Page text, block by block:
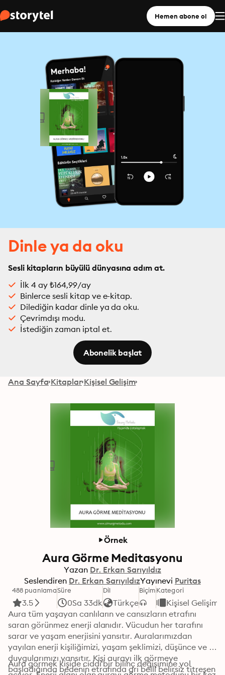
Hemen abone ol
Dinle ya da oku
Sesli kitapların büyülü dünyasına adım at.
İlk 4 ay ₺164,99/ay
Binlerce sesli kitap ve e-kitap.
Dilediğin kadar dinle ya da oku.
Çevrimdışı modu.
İstediğin zaman iptal et.
Abonelik başlat
Ana Sayfa Kitaplar Kişisel Gelişim
Örnek
Aura Görme Meditasyonu
Yazan Dr. Erkan Sarıyıldız
Seslendiren Dr. Erkan SarıyıldızYayınevi Puritas
488 puanlama
3.5
Süre
0Sa 33dk
Dil
Türkçe
BiçimKategori
Kişisel Gelişim
Aura tüm yaşayan canlıların ve cansızların etrafını
saran görünmez enerji alanıdır. Vücudun her tarafını
sarar ve yaşam enerjisini yansıtır. Auralarımızdan
yayılan enerji kişiliğimizi, yaşam şeklimizi, düşünce ve
duygularımızı yansıtır. Kişi aurayı ilk görmeye
başladığında bedenin etrafında gri belli belirsiz titreşen
Aura görmek kişide ciddi bir bilinç değişimine yol